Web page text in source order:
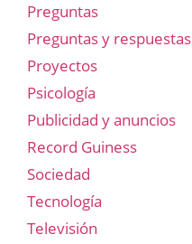
Preguntas
Preguntas y respuestas
Proyectos
Psicología
Publicidad y anuncios
Record Guiness
Sociedad
Tecnología
Televisión